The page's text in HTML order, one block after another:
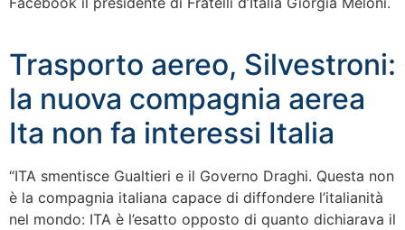
Trasporto aereo, Silvestroni:
la nuova compagnia aerea
Ita non fa interessi Italia
“ITA smentisce Gualtieri e il Governo Draghi. Questa non
è la compagnia italiana capace di diffondere l’italianità
nel mondo: ITA è l’esatto opposto di quanto dichiarava il